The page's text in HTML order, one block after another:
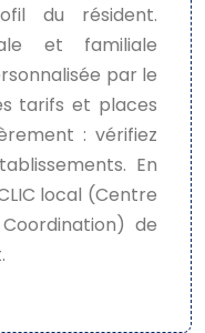
du résident.
et familiale
par le
tarifs et places
: vérifiez
En
local (Centre
de